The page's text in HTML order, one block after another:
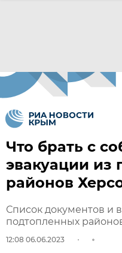
Что брать с
эвакуации
районов
Список документов и
подтопленных
12:08 06.06.2023